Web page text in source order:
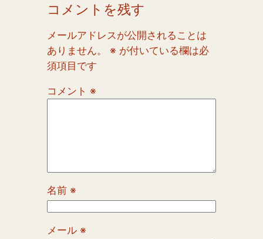
コメントを残す
メールアドレスが公開されることは
ありません。
※ が付いている欄は必
須項目です
コメント ※
名前 ※
メール ※